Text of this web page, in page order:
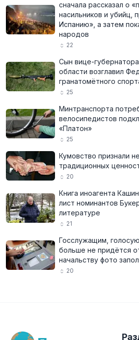
сначала рассказал о
насильников и убийц,
Испанию», а затем
народов
22
Сын вице-
области возглавил
гранатомётного
25
Минтранспорта
велосипедистов
«Платон»
25
Кумовство признали
традиционных
20
Книга иноагента
лист номинантов
литературе
21
Госслужащим,
больше не придётся
начальству фото
20